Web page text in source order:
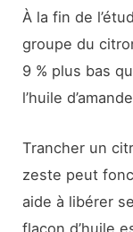
À la fin de
groupe du
9 % plus bas
l’huile
Trancher un
zeste peut
aide à libérer